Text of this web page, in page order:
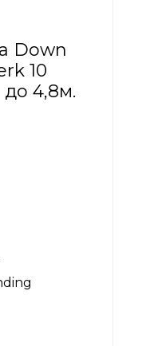
Down
10
до 4,8м.